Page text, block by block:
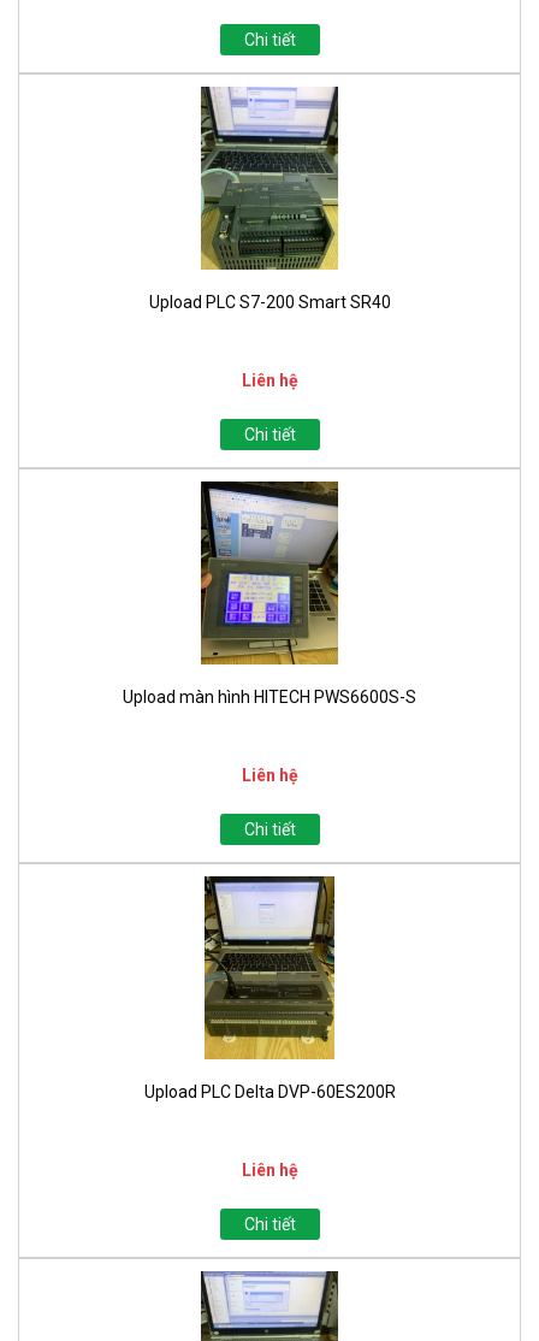
Chi tiết
Upload PLC S7-200 Smart SR40
Liên hệ
Chi tiết
Upload màn hình HITECH PWS6600S-S
Liên hệ
Chi tiết
Upload PLC Delta DVP-60ES200R
Liên hệ
Chi tiết